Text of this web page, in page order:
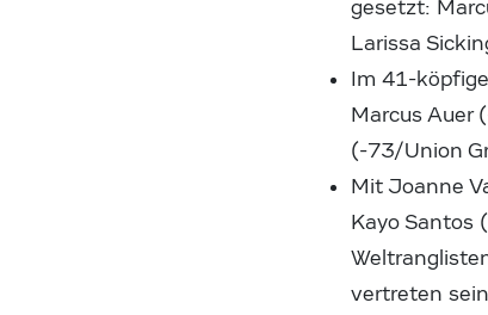
gesetzt:
Larissa
Im 41-
Marcus Auer
(-73/Union
Mit Joanne
Kayo Santos
vertreten